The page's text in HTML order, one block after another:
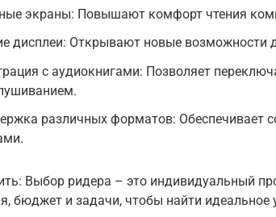
экраны: Повышают комфорт чтения
дисплеи: Открывают новые возможности
с аудиокнигами: Позволяет
различных форматов: Обеспечивает
Выбор ридера – это индивидуальный
бюджет и задачи, чтобы найти идеальное